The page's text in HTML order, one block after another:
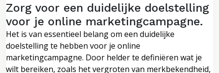
Zorg voor een duidelijke doelstelling
voor je online marketingcampagne.
Het is van essentieel belang om een duidelijke
doelstelling te hebben voor je online
marketingcampagne. Door helder te definiëren wat je
wilt bereiken, zoals het vergroten van merkbekendheid,